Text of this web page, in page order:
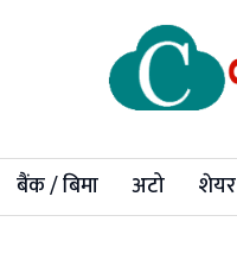
बैंक / बिमा अटो शेयर